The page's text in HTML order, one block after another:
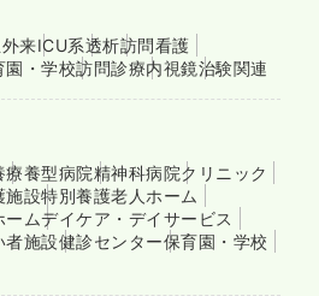
来ICU系透析訪問看護
園・学校訪問診療内視鏡治験関連
療養型病院精神科病院クリニック
施設特別養護老人ホーム
ームデイケア・デイサービス
者施設健診センター保育園・学校